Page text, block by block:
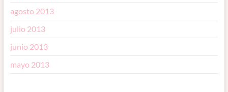
agosto 2013
julio 2013
junio 2013
mayo 2013